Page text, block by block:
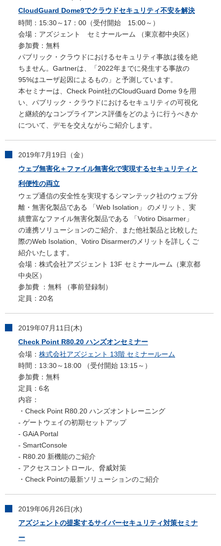
CloudGuard Dome9でクラウドセキュリティ不安を解決
時間：15:30～17：00（受付開始 15:00～）
会場：アズジェント セミナールーム （東京都中央区）
参加費：無料
パブリック・クラウドにおけるセキュリティ事故は後を絶
ちません。Gartnerは、「2022年までに発生する事故の
95%はユーザ起因によるもの」と予測しています。
本セミナーは、Check Point社のCloudGuard Dome 9を用
い、パブリック・クラウドにおけるセキュリティの可視化
と継続的なコンプライアンス評価をどのように行うべきか
について、デモを交えながらご紹介します。
2019年7月19日（金）
ウェブ無害化＋ファイル無害化で実現するセキュリティと
利便性の両立
ウェブ通信の安全性を実現するシマンテック社のウェブ分
離・無害化製品である 「Web Isolation」 のメリット、実
績豊富なファイル無害化製品である 「Votiro Disarmer」
の連携ソリューションのご紹介、また他社製品と比較した
際のWeb Isolation、Votiro Disarmerのメリットを詳しくご
紹介いたします。
会場：株式会社アズジェント 13F セミナールーム（東京都
中央区）
参加費 ：無料 （事前登録制）
定員：20名
2019年07月11日(木)
Check Point R80.20 ハンズオンセミナー
会場： 株式会社アズジェント 13階 セミナールーム
時間：13:30～18:00 （受付開始 13:15～）
参加費：無料
定員：6名
内容：
・Check Point R80.20 ハンズオントレーニング
- ゲートウェイの初期セットアップ
- GAiA Portal
- SmartConsole
- R80.20 新機能のご紹介
- アクセスコントロール、脅威対策
・Check Pointの最新ソリューションのご紹介
2019年06月26日(水)
アズジェントの提案するサイバーセキュリティ対策セミナ
ー